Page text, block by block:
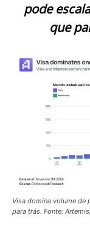
pode
que
Visa domina volume
para trás. Fonte: